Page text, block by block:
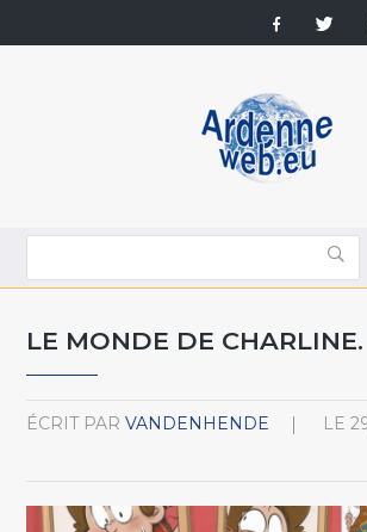
LE MONDE DE
ÉCRIT PAR VANDENHENDE LE